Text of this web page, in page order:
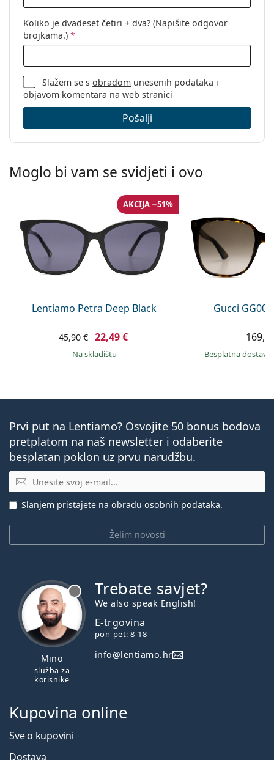
Koliko je dvadeset četiri + dva? (Napišite odgovor
brojkama.) *
Slažem se sobradom unesenih podataka i
objavom komentara na web stranici
Pošalji
Moglo bi vam se svidjeti i ovo
Lentiamo Petra Deep Black
AKCIJA −51%
45,90 € 22,49 €
na skladištu
Gucci
Besplatna dostava
Prvi put na Lentiamo? Osvojite 50 bonus bodova
pretplatom na naš newsletter i odaberite
besplatan poklon uz prvu narudžbu.
E-mail
Želim novosti
Slanjem pristajete na obradu osobnih podataka.
Mino
služba za
korisnike
Trebate savjet?
We also speak English!
E-trgovina
pon-pet: 8-18
info@lentiamo.hr
Kupovina online
Sve o kupovini
Dostava